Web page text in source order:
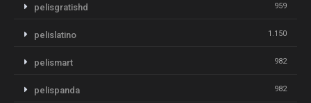
pelisgratishd 959
pelislatino 1.150
pelismart 982
pelispanda 982